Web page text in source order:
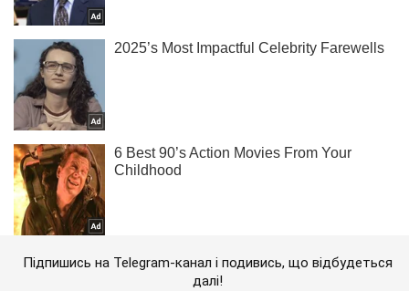
Підпишись на Telegram-канал і подивись, що відбудеться
далі!